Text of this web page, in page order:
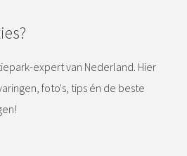
expert van Nederland. Hier
foto's, tips én de beste